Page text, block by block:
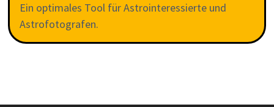
Ein optimales Tool für Astrointeressierte und
Astrofotografen.